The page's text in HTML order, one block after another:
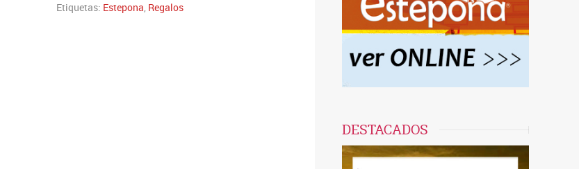
Etiquetas: Estepona, Regalos
DESTACADOS